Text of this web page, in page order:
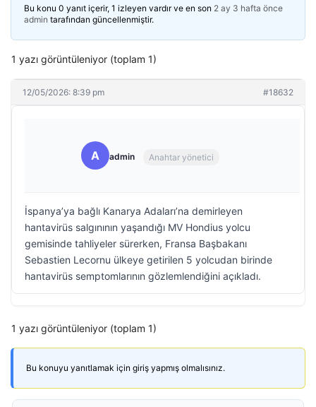
Bu konu 0 yanıt içerir, 1 izleyen vardır ve en son 2 ay 3 hafta önce
admin tarafından güncellenmiştir.
1 yazı görüntüleniyor (toplam 1)
12/05/2026: 8:39 pm #18632
A admin Anahtar yönetici
İspanya’ya bağlı Kanarya Adaları’na demirleyen
hantavirüs salgınının yaşandığı MV Hondius yolcu
gemisinde tahliyeler sürerken, Fransa Başbakanı
Sebastien Lecornu ülkeye getirilen 5 yolcudan birinde
hantavirüs semptomlarının gözlemlendiğini açıkladı.
1 yazı görüntüleniyor (toplam 1)
Bu konuyu yanıtlamak için giriş yapmış olmalısınız.